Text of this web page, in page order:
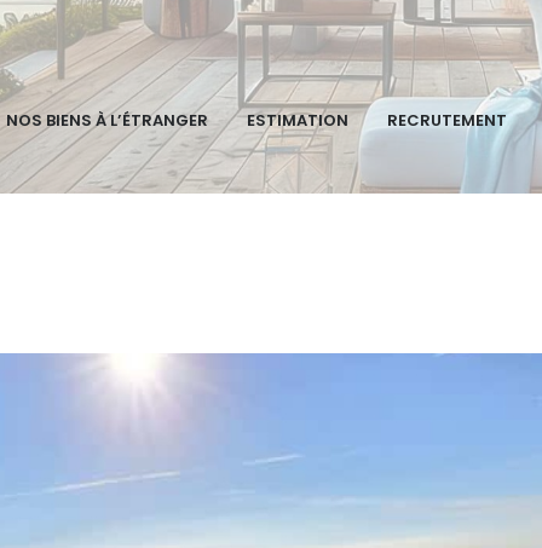
NOS BIENS À L’ÉTRANGER ESTIMATION RECRUTEMENT